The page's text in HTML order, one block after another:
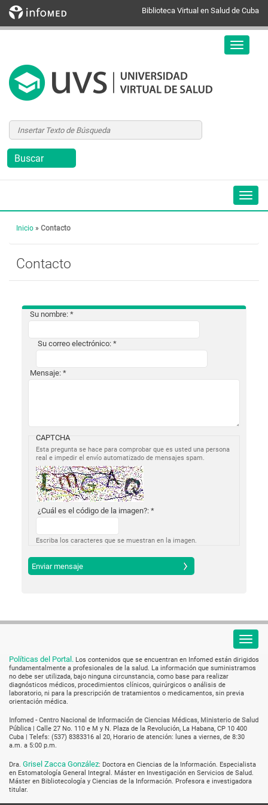
Biblioteca Virtual en Salud de Cuba
Inicio » Contacto
Contacto
Su nombre: *
Su correo electrónico: *
Mensaje: *
CAPTCHA
Esta pregunta se hace para comprobar que es usted una persona
real e impedir el envío automatizado de mensajes spam.
¿Cuál es el código de la imagen?: *
Escriba los caracteres que se muestran en la imagen.
Políticas del Portal. Los contenidos que se encuentran en Infomed están dirigidos
fundamentalmente a profesionales de la salud. La información que suministramos
no debe ser utilizada, bajo ninguna circunstancia, como base para realizar
diagnósticos médicos, procedimientos clínicos, quirúrgicos o análisis de
laboratorio, ni para la prescripción de tratamientos o medicamentos, sin previa
orientación médica.
Infomed - Centro Nacional de Información de Ciencias Médicas, Ministerio de Salud
Pública | Calle 27 No. 110 e M y N. Plaza de la Revolución, La Habana, CP 10 400
Cuba | Telefs: (537) 8383316 al 20, Horario de atención: lunes a viernes, de 8:30
a.m. a 5:00 p.m.
Dra. Grisel Zacca González: Doctora en Ciencias de la Información. Especialista
en Estomatología General Integral. Máster en Investigación en Servicios de Salud.
Máster en Bibliotecología y Ciencias de la Información. Profesora e investigadora
titular.